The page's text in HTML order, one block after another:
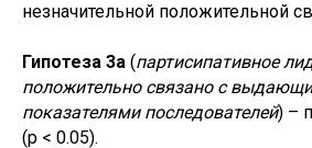
незначительной положительной
Гипотеза 3а (партисипативное
положительно связано с
показателями последователей) –
(p < 0.05).